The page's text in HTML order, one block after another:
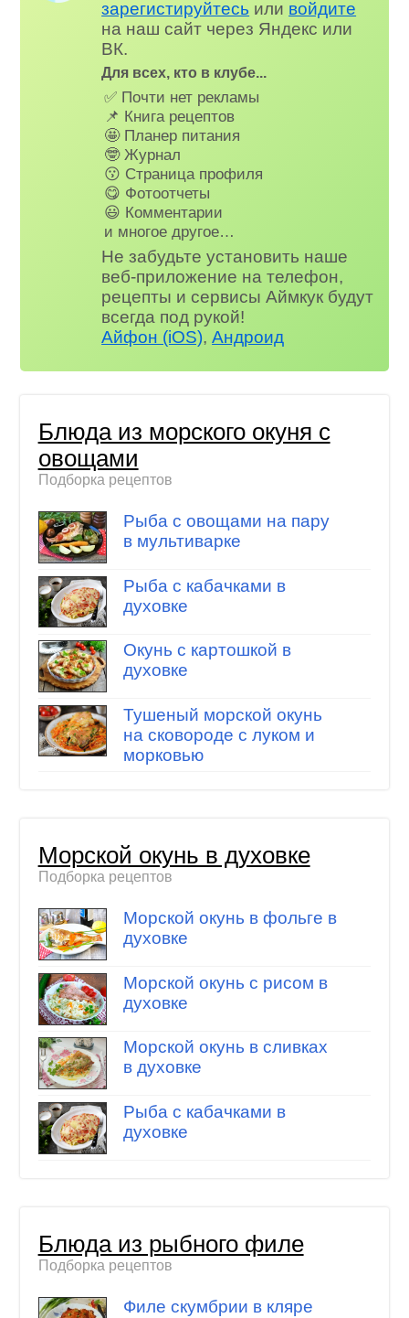
зарегистируйтесь или войдите
на наш сайт через Яндекс или
ВК.
Для всех, кто в клубе...
✅ Почти нет рекламы
📌 Книга рецептов
🤩 Планер питания
🤓 Журнал
😗 Страница профиля
😋 Фотоотчеты
😃 Комментарии
и многое другое…
Не забудьте установить наше
веб-приложение на телефон,
рецепты и сервисы Аймкук будут
всегда под рукой!
Айфон (iOS),Андроид
Блюда из морского окуня с
овощами
Подборка рецептов
Рыба с овощами на пару
в мультиварке
Рыба с кабачками в
духовке
Окунь с картошкой в
духовке
Тушеный морской окунь
на сковороде с луком и
морковью
Морской окунь в духовке
Подборка рецептов
Морской окунь в фольге в
духовке
Морской окунь с рисом в
духовке
Морской окунь в сливках
в духовке
Рыба с кабачками в
духовке
Блюда из рыбного филе
Подборка рецептов
Филе скумбрии в кляре